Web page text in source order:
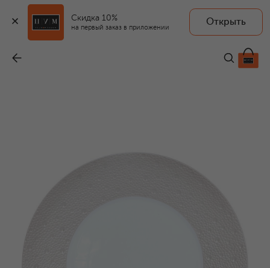
Скидка 10%
на первый заказ в приложении
Открыть
15 300 ₽